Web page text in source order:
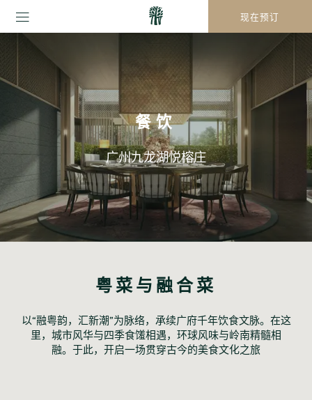
现在预订
餐饮
广州九龙湖悦榕庄
粤菜与融合菜
以“融粤韵，汇新潮”为脉络，承续广府千年饮食文脉。在这
里，城市风华与四季食馐相遇，环球风味与岭南精髓相
融。于此，开启一场贯穿古今的美食文化之旅